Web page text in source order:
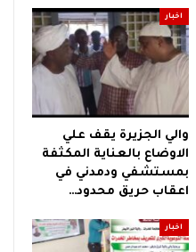
اخبار
والي الجزيرة يقف علي
الاوضاع بالعناية المكثفة
بمستشفي ودمدني في
اعقاب حريق محدود…
اخبار